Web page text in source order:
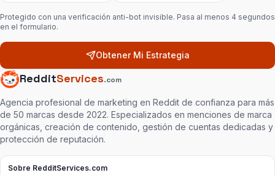
Protegido con una verificación anti-bot invisible. Pasa al menos 4 segundos
en el formulario.
Obtener Mi Estrategia
RedditServices.com
Agencia profesional de marketing en Reddit de confianza para más
de 50 marcas desde 2022. Especializados en menciones de marca
orgánicas, creación de contenido, gestión de cuentas dedicadas y
protección de reputación.
Sobre RedditServices.com